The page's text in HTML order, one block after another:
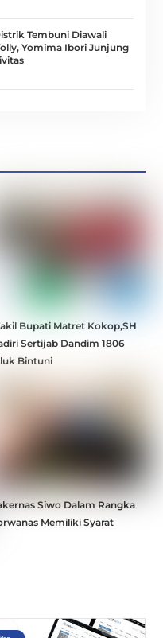
Tembuni Diawali
Yomima Ibori Junjung
Bupati Matret Kokop,SH
Sertijab Dandim 1806
Bintuni
Siwo Dalam Rangka
Memiliki Syarat